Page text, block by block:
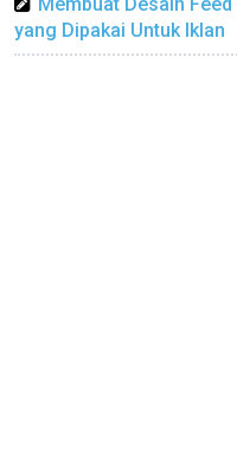
yang Dipakai Untuk Iklan